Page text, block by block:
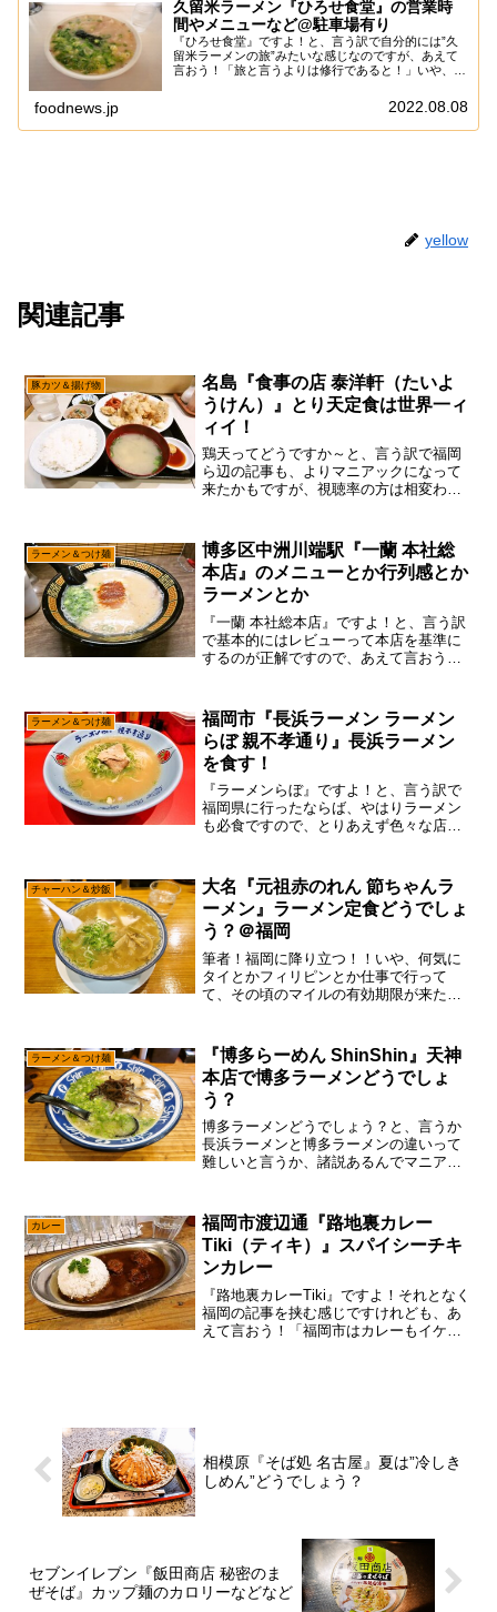
久留米ラーメン『ひろせ食堂』の営業時
間やメニューなど@駐車場有り
『ひろせ食堂』ですよ！と、言う訳で自分的には”久
留米ラーメンの旅”みたいな感じなのですが、あえて
言おう！「旅と言うよりは修行であると！」いや、真
マジにちょっとした拷問ですからね？ちなみに久留
foodnews.jp 2022.08.08
yellow
関連記事
豚カツ＆揚げ物
名島『食事の店 泰洋軒（たいよ
うけん）』とり天定食は世界一ィ
ィイ！
鶏天ってどうですか～と、言う訳で福岡
ら辺の記事も、よりマニアックになって
来たかもですが、視聴率の方は相変わら
し！ほんの数分で読める記事を読む読ま
ないで、貴方の外食スキル...
ラーメン＆つけ麺
博多区中洲川端駅『一蘭 本社総
本店』のメニューとか行列感とか
ラーメンとか
『一蘭 本社総本店』ですよ！と、言う訳
で基本的にはレビューって本店を基準に
するのが正解ですので、あえて言おう！
で食べても製造工場は一緒なんで、別に
どうでもいいじゃないと...
ラーメン＆つけ麺
福岡市『長浜ラーメン ラーメン
らぼ 親不孝通り』長浜ラーメン
を食す！
『ラーメンらぼ』ですよ！と、言う訳で
福岡県に行ったならば、やはりラーメン
も必食ですので、とりあえず色々な店で
で、そこから更に新店も含めて色々と固
めてく感じで御座います。...
チャーハン＆炒飯
大名『元祖赤のれん 節ちゃんラ
ーメン』ラーメン定食どうでしょ
う？＠福岡
筆者！福岡に降り立つ！！いや、何気に
タイとかフィリピンとか仕事で行って
て、その頃のマイルの有効期限が来た感
す。まあ、その頃は今みたいな状況にな
るとは思ってなかったですし...
ラーメン＆つけ麺
『博多らーめん ShinShin』天神
本店で博多ラーメンどうでしょ
う？
博多ラーメンどうでしょう？と、言うか
長浜ラーメンと博多ラーメンの違いって
難しいと言うか、諸説あるんでマニア以
レンジしてったのが博多ラーメン……っ
て事で大体合ってます？ま...
カレー
福岡市渡辺通『路地裏カレー
Tiki（ティキ）』スパイシーチキ
ンカレー
『路地裏カレーTiki』ですよ！それとなく
福岡の記事を挟む感じですけれども、あ
えて言おう！「福岡市はカレーもイケて
相模原『そば処 名古屋』夏は”冷しき
しめん”どうでしょう？
セブンイレブン『飯田商店 秘密のま
ぜそば』カップ麺のカロリーなどなど